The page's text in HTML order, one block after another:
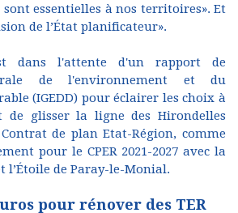
essentielles à nos territoires». Et
de l’État planificateur».
dans l'attente d'un rapport de
de l'environnement et du
(IGEDD) pour éclairer les choix à
de glisser la ligne des Hirondelles
de plan Etat-Région, comme
pour le CPER 2021-2027 avec la
l’Étoile de Paray-le-Monial.
pour rénover des TER